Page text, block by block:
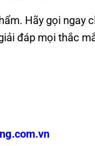
Hãy gọi ngay
đáp mọi thắc